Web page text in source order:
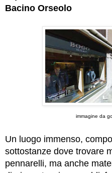
Bacino Orseolo
immagine da
Un luogo immenso,
sottostanze dove trovare
pennarelli, ma anche